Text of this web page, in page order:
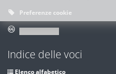
Preferenze cookie
Indice delle voci
Elenco alfabetico